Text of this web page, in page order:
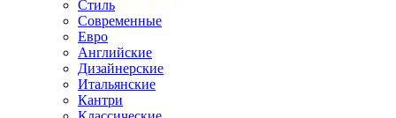
Стиль
Современные
Евро
Английские
Дизайнерские
Итальянские
Кантри